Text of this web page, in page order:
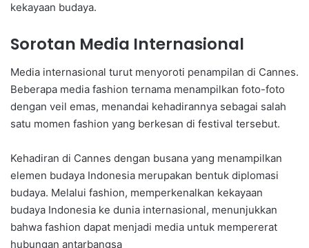
kekayaan budaya.
Sorotan Media Internasional
Media internasional turut menyoroti penampilan di Cannes.
Beberapa media fashion ternama menampilkan foto-foto
dengan veil emas, menandai kehadirannya sebagai salah
satu momen fashion yang berkesan di festival tersebut.
Kehadiran di Cannes dengan busana yang menampilkan
elemen budaya Indonesia merupakan bentuk diplomasi
budaya. Melalui fashion, memperkenalkan kekayaan
budaya Indonesia ke dunia internasional, menunjukkan
bahwa fashion dapat menjadi media untuk mempererat
hubungan antarbangsa